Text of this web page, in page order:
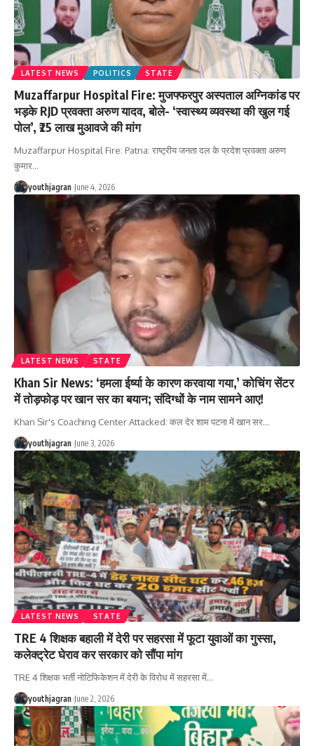
LATEST NEWS POLITICS STATE
Muzaffarpur Hospital Fire: मुजफ्फरपुर अस्पताल अग्निकांड पर
भड़के RJD प्रवक्ता अरुण यादव, बोले- ‘स्वास्थ्य व्यवस्था की खुल गई
पोल’, ₹25 लाख मुआवजे की मांग
Muzaffarpur Hospital Fire: Patna: राष्ट्रीय जनता दल के प्रदेश प्रवक्ता अरुण
कुमार…
youthjagran June 4, 2026
LATEST NEWS STATE
Khan Sir News: ‘हमला ईर्ष्या के कारण करवाया गया,’ कोचिंग सेंटर
में तोड़फोड़ पर खान सर का बयान; संदिग्धों के नाम सामने आए!
Khan Sir's Coaching Center Attacked: कल देर शाम पटना में खान सर…
youthjagran June 3, 2026
LATEST NEWS STATE
TRE 4 शिक्षक बहाली में देरी पर सहरसा में फूटा युवाओं का गुस्सा,
कलेक्ट्रेट घेराव कर सरकार को सौंपा मांग
TRE 4 शिक्षक भर्ती नोटिफिकेशन में देरी के विरोध में सहरसा में…
youthjagran June 2, 2026